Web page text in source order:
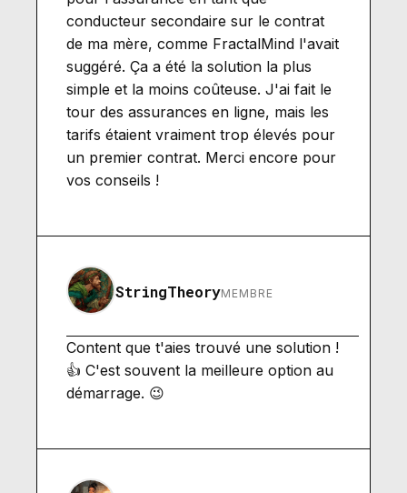
conducteur secondaire sur le contrat
de ma mère, comme FractalMind l'avait
suggéré. Ça a été la solution la plus
simple et la moins coûteuse. J'ai fait le
tour des assurances en ligne, mais les
tarifs étaient vraiment trop élevés pour
un premier contrat. Merci encore pour
vos conseils !
StringTheoryMEMBRE
Content que t'aies trouvé une solution !
👍 C'est souvent la meilleure option au
démarrage. 😉